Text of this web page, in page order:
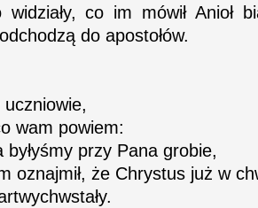
co im mówił Anioł
do apostołów.
wam powiem:
przy Pana grobie,
oznajmił, że Chrystus już w